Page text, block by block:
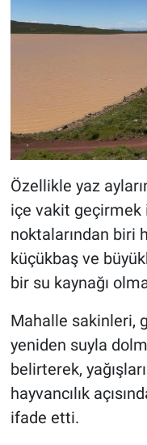
Özellikle yaz
içe vakit geçirmek
noktalarından biri
küçükbaş ve
bir su kaynağı
Mahalle sakinleri,
yeniden suyla
belirterek,
hayvancılık
ifade etti.